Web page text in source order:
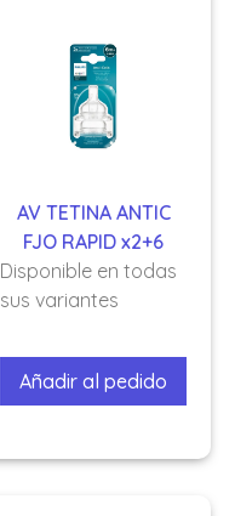
AV TETINA ANTIC
FJO RAPID x2+6
Disponible en todas
sus variantes
Añadir al pedido